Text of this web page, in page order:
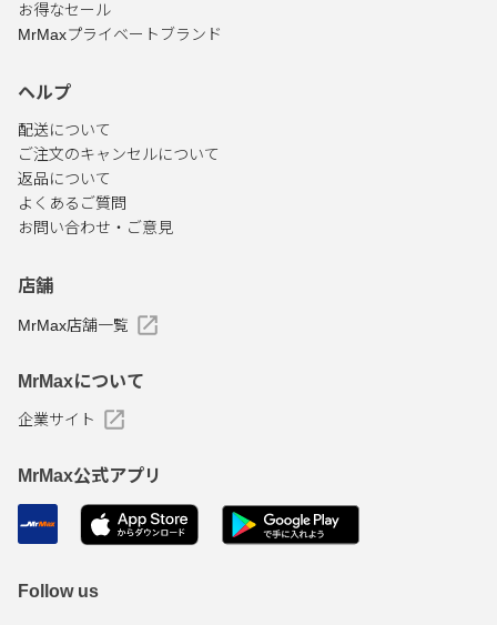
お得なセール
MrMaxプライベートブランド
ヘルプ
配送について
ご注文のキャンセルについて
返品について
よくあるご質問
お問い合わせ・ご意見
店舗
MrMax店舗一覧
MrMaxについて
企業サイト
MrMax公式アプリ
Follow us